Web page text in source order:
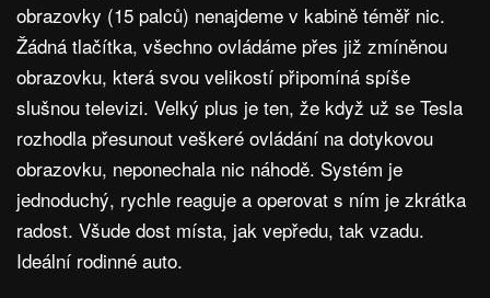
obrazovky (15 palců) nenajdeme v kabině téměř nic.
Žádná tlačítka, všechno ovládáme přes již zmíněnou
obrazovku, která svou velikostí připomíná spíše
slušnou televizi. Velký plus je ten, že když už se Tesla
rozhodla přesunout veškeré ovládání na dotykovou
obrazovku, neponechala nic náhodě. Systém je
jednoduchý, rychle reaguje a operovat s ním je zkrátka
radost. Všude dost místa, jak vepředu, tak vzadu.
Ideální rodinné auto.